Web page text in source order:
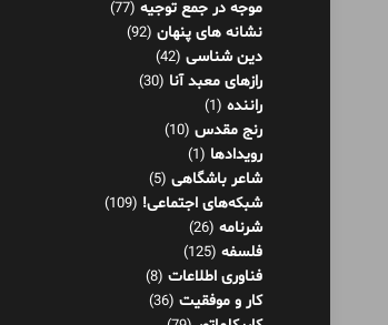
رویدادها (1)
شاعر باشگاهی(5)
شبکه‌های اجتماعی!
شرنامه(26)
فلسفه(125)
فناوری اطلاعات(8)
کار و موفقیت
کاریکلماتور(79)
گفتاورد(48)
مجموعه اشعار
مدیریت فناوری اطلاعات و چارچوب ITIL
آیتیل برای همه (14)
مناظره و مشاعره(5)